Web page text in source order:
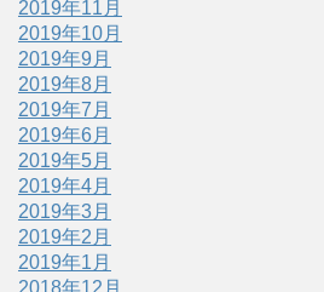
2019年11月
2019年10月
2019年9月
2019年8月
2019年7月
2019年6月
2019年5月
2019年4月
2019年3月
2019年2月
2019年1月
2018年12月